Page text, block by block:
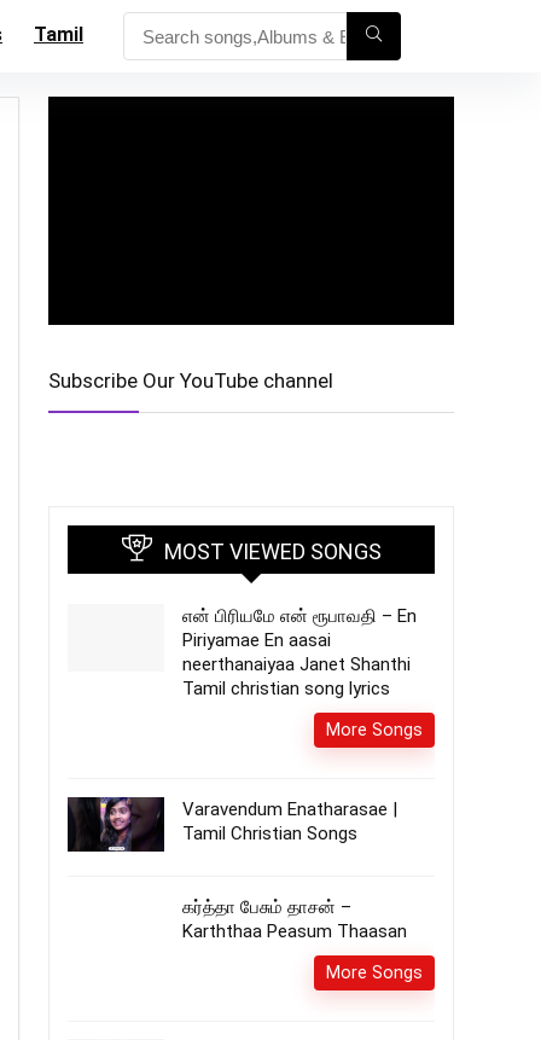
Tamil
Subscribe Our YouTube channel
MOST VIEWED SONGS
என் பிரியமே என் ரூபாவதி – En
Piriyamae En aasai
neerthanaiyaa Janet Shanthi
Tamil christian song lyrics
More Songs
Varavendum Enatharasae |
Tamil Christian Songs
கர்த்தா பேசும் தாசன் –
Karththaa Peasum Thaasan
More Songs